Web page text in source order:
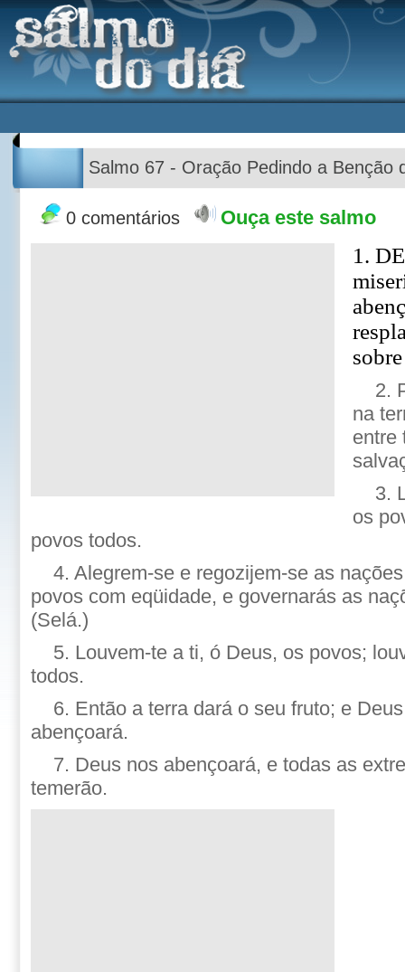
Salmo 67 - Oração Pedindo a Benção
0 comentários Ouça este salmo
1.
2.
na
entre
3.
os
povos todos.
4. Alegrem-se e regozijem-se as
povos com eqüidade, e governarás as
(Selá.)
5. Louvem-te a ti, ó Deus, os povos;
todos.
6. Então a terra dará o seu fruto; e
abençoará.
7. Deus nos abençoará, e todas as
temerão.